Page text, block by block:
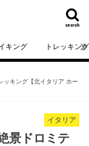
search
キング トレッキング
ッキング【北イタリア ホー
イタリア
景ドロミテ